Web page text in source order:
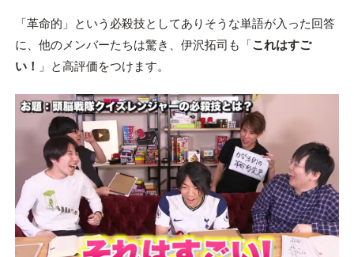
「革命的」という必殺技としてありそうな単語が入った回答
に、他のメンバーたちは驚き、伊沢拓司も「これはすご
い！
」と高評価をつけます。